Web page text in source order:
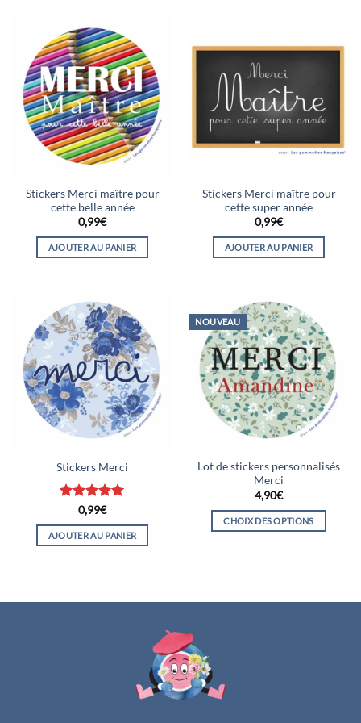
Stickers Merci maître pour
cette belle année
0,99€
AJOUTER AU PANIER
Stickers Merci maître pour
cette super année
0,99€
AJOUTER AU PANIER
Stickers Merci
Note5sur
5
0,99€
AJOUTER AU PANIER
NOUVEAU
Lot de stickers personnalisés
Merci
4,90€
CHOIX DES OPTIONS